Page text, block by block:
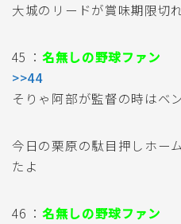
大城のリードが賞味期限切
45 ： 名無しの野球ファン
>>44
そりゃ阿部が監督の時はベ
今日の栗原の駄目押しホー
たよ
46 ： 名無しの野球ファン